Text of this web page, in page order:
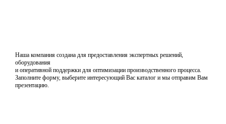
Наша компания создана для предоставления экспертных решений,
оборудования
и оперативной поддержки для оптимизации производственного процесса.
Заполните форму, выберите интересующий Вас каталог и мы отправим Вам
презентацию.